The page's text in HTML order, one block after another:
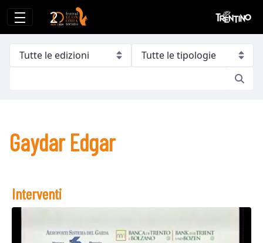
Gaydar Edgar
Gaydar Edgar
Interventi